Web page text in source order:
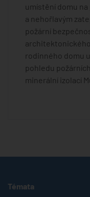
umístění domu
a nehořlavým
požární
rodinného domu
pohledu
minerální izolací
Témata